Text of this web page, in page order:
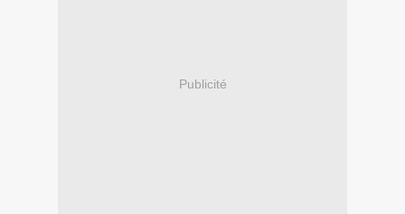
Publicité